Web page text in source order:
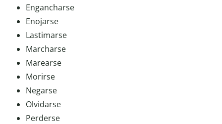
Engancharse
Enojarse
Lastimarse
Marcharse
Marearse
Morirse
Negarse
Olvidarse
Perderse